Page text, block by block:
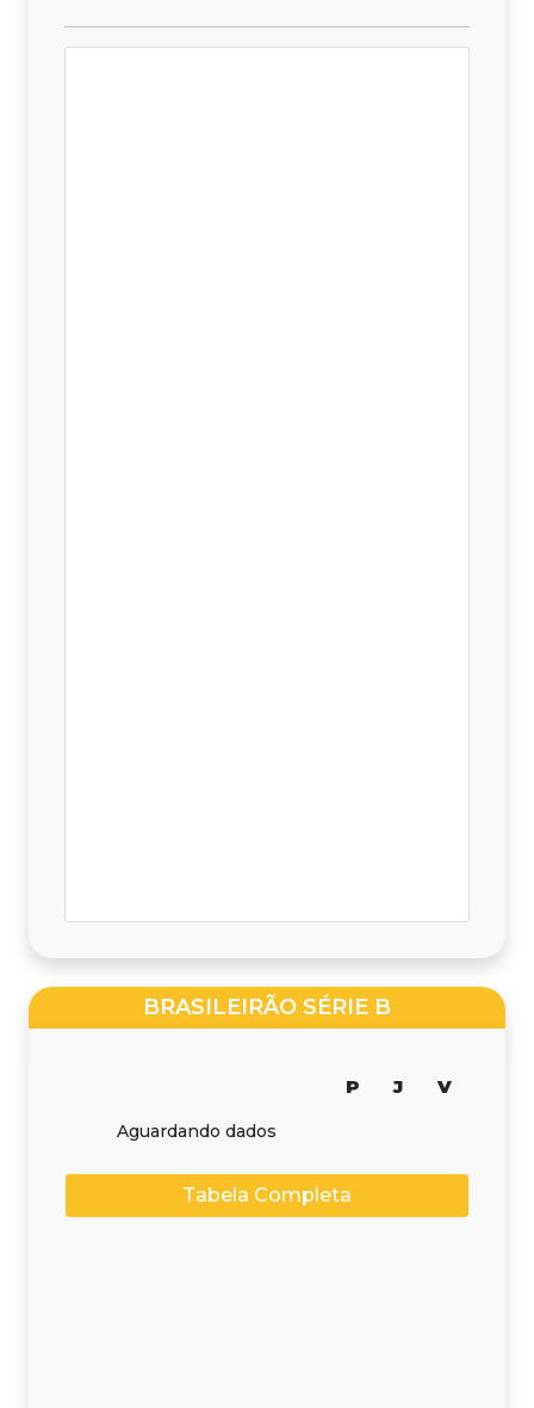
BRASILEIRÃO SÉRIE B
P J V
Aguardando dados
Tabela Completa